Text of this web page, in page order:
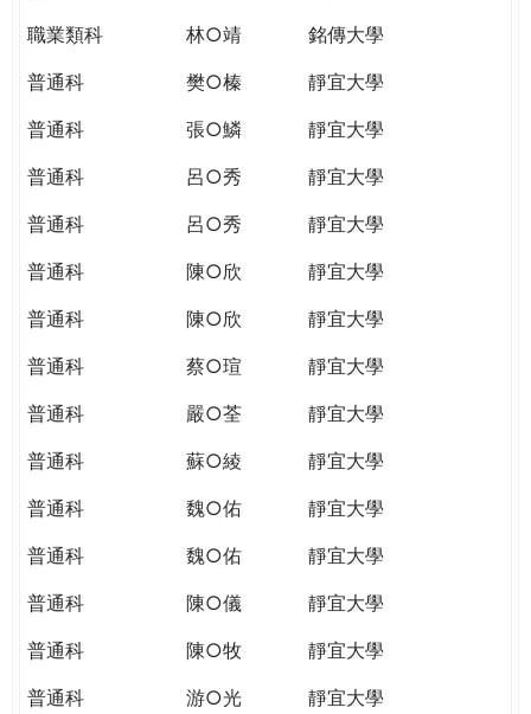
職業類科
林○靖
銘傳大學
普通科
樊○榛
靜宜大學
普通科
張○鱗
靜宜大學
普通科
呂○秀
靜宜大學
普通科
呂○秀
靜宜大學
普通科
陳○欣
靜宜大學
普通科
陳○欣
靜宜大學
普通科
蔡○瑄
靜宜大學
普通科
嚴○荃
靜宜大學
普通科
蘇○綾
靜宜大學
普通科
魏○佑
靜宜大學
普通科
魏○佑
靜宜大學
普通科
陳○儀
靜宜大學
普通科
陳○牧
靜宜大學
普通科
游○光
靜宜大學